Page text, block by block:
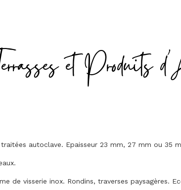
et Produits
autoclave. Epaisseur 23 mm, 27 mm ou 35
de visserie inox. Rondins, traverses paysagères.